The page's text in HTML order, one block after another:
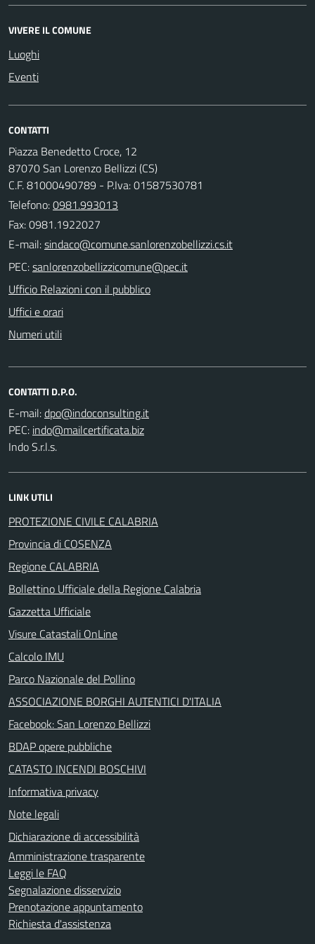
VIVERE IL COMUNE
Luoghi
Eventi
CONTATTI
Piazza Benedetto Croce, 12
87070 San Lorenzo Bellizzi (CS)
C.F. 81000490789 - P.Iva: 01587530781
Telefono:0981.993013
Fax: 0981.1922027
E-mail:
PEC:
Ufficio Relazioni con il pubblico
Uffici e orari
Numeri utili
CONTATTI D.P.O.
E-mail:
PEC:
Indo S.r.l.s.
LINK UTILI
PROTEZIONE CIVILE CALABRIA
Provincia di COSENZA
Regione CALABRIA
Bollettino Ufficiale della Regione Calabria
Gazzetta Ufficiale
Visure Catastali OnLine
Calcolo IMU
Parco Nazionale del Pollino
ASSOCIAZIONE BORGHI AUTENTICI D'ITALIA
Facebook: San Lorenzo Bellizzi
BDAP opere pubbliche
CATASTO INCENDI BOSCHIVI
Informativa privacy
Note legali
Dichiarazione di accessibilità
Amministrazione trasparente
Leggi le FAQ
Segnalazione disservizio
Prenotazione appuntamento
Richiesta d'assistenza